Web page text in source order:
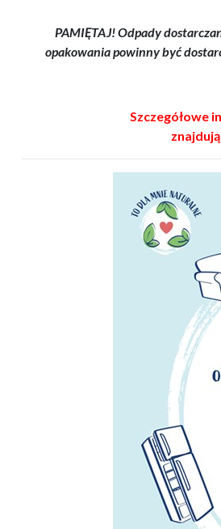
PAMIĘTAJ! Odpady
opakowania powinny być
Szczegółowe